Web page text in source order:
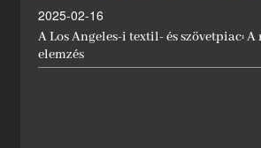
2025-02-16
A Los Angeles-i textil- és szövetpiac:
elemzés